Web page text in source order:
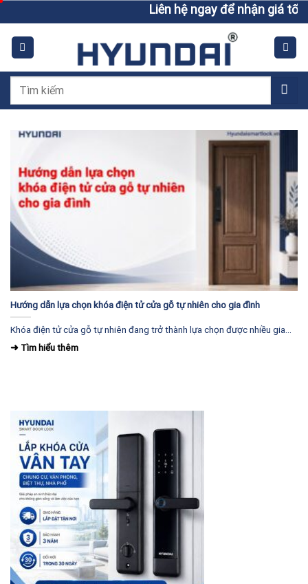
to
content
Liên hệ ngay để nhận giá tốt
Tìm
Hướng dẫn lựa chọn khóa điện tử cửa gỗ tự nhiên cho gia đình
Khóa điện tử cửa gỗ tự nhiên đang trở thành lựa chọn được nhiều gia...